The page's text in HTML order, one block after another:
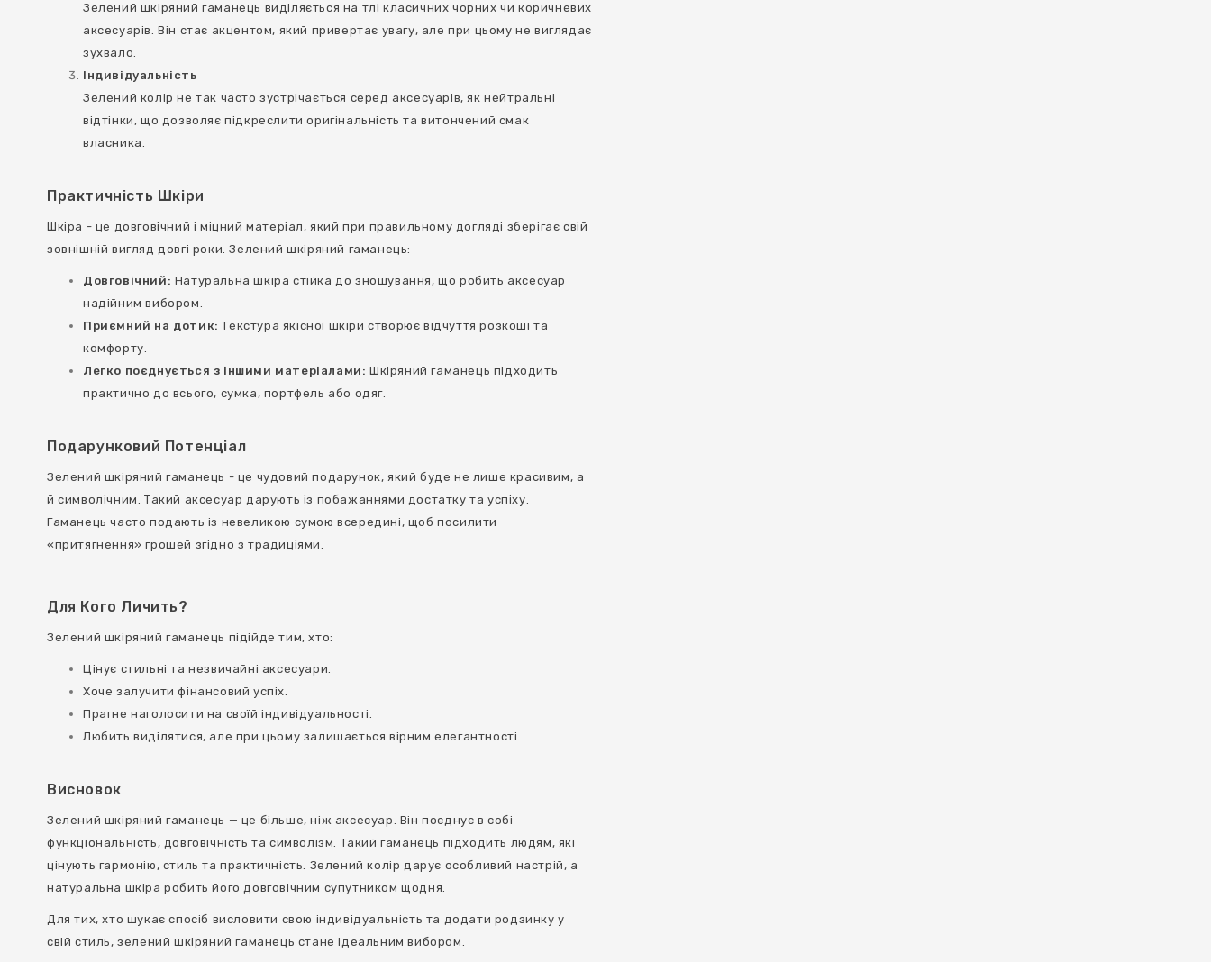
Зелений шкіряний гаманець виділяється на тлі класичних чорних чи коричневих
аксесуарів. Він стає акцентом, який привертає увагу, але при цьому не виглядає
зухвало.
Індивідуальність
Зелений колір не так часто зустрічається серед аксесуарів, як нейтральні
відтінки, що дозволяє підкреслити оригінальність та витончений смак
власника.
Практичність Шкіри
Шкіра - це довговічний і міцний матеріал, який при правильному догляді зберігає свій
зовнішній вигляд довгі роки. Зелений шкіряний гаманець:
Довговічний: Натуральна шкіра стійка до зношування, що робить аксесуар
надійним вибором.
Приємний на дотик: Текстура якісної шкіри створює відчуття розкоші та
комфорту.
Легко поєднується з іншими матеріалами: Шкіряний гаманець підходить
практично до всього, сумка, портфель або одяг.
Подарунковий Потенціал
Зелений шкіряний гаманець - це чудовий подарунок, який буде не лише красивим, а
й символічним. Такий аксесуар дарують із побажаннями достатку та успіху.
Гаманець часто подають із невеликою сумою всередині, щоб посилити
«притягнення» грошей згідно з традиціями.
Для Кого Личить?
Зелений шкіряний гаманець підійде тим, хто:
Цінує стильні та незвичайні аксесуари.
Хоче залучити фінансовий успіх.
Прагне наголосити на своїй індивідуальності.
Любить виділятися, але при цьому залишається вірним елегантності.
Висновок
Зелений шкіряний гаманець — це більше, ніж аксесуар. Він поєднує в собі
функціональність, довговічність та символізм. Такий гаманець підходить людям, які
цінують гармонію, стиль та практичність. Зелений колір дарує особливий настрій, а
натуральна шкіра робить його довговічним супутником щодня.
Для тих, хто шукає спосіб висловити свою індивідуальність та додати родзинку у
свій стиль, зелений шкіряний гаманець стане ідеальним вибором.